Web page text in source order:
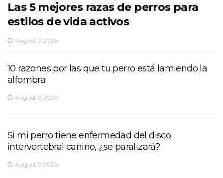
Las 5 mejores razas de perros para
estilos de vida activos
August 9,2026
10 razones por las que tu perro está lamiendo la
alfombra
August 9,2026
Si mi perro tiene enfermedad del disco
intervertebral canino, ¿se paralizará?
August 9,2026